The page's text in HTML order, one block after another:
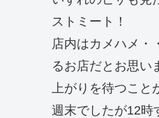
ストミート！
店内はカメハメ・
るお店だとお思い
上がりを待つこと
週末でしたが12時